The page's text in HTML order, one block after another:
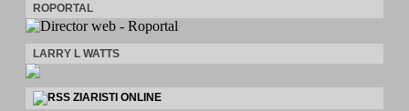
ROPORTAL
LARRY L WATTS
ZIARISTI ONLINE